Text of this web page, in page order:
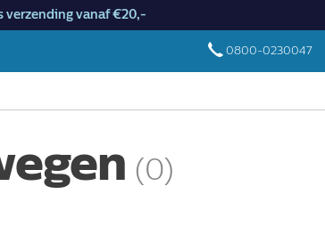
verzending vanaf €20,-
0800-0230047
(0)